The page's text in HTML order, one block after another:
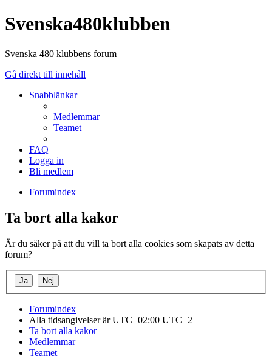
Svenska480klubben
Svenska 480 klubbens forum
Gå direkt till innehåll
Snabblänkar
Medlemmar
Teamet
FAQ
Logga in
Bli medlem
Forumindex
Ta bort alla kakor
Är du säker på att du vill ta bort alla cookies som skapats av detta
forum?
Forumindex
Alla tidsangivelser är UTC+02:00 UTC+2
Ta bort alla kakor
Medlemmar
Teamet